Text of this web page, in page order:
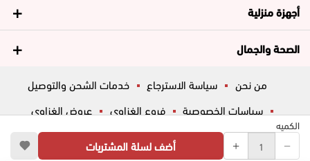
الكميه
أضف لسلة المشتريات
أجهزة منزلية
الصحة والجمال
من نحن سياسة الاسترجاع
خدمات الشحن والتوصيل
سياسات الخصوصية
فروع الغزاوي
عروض الغزاوي
المساعدة
ڤاليو أسئلة شائعة